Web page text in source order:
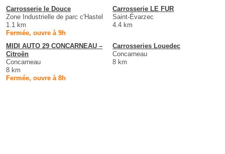
Carrosserie le Douce
Zone Industrielle de parc c'Hastel
1.1 km
Fermée, ouvre à 9h
Carrosserie LE FUR
Saint-Évarzec
4.4 km
MIDI AUTO 29 CONCARNEAU –
Citroën
Concarneau
8 km
Fermée, ouvre à 8h
Carrosseries Louedec
Concarneau
8 km